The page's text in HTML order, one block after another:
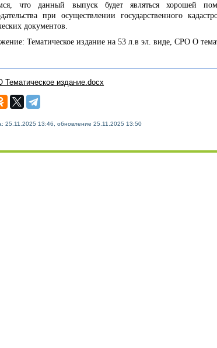
что данный выпуск будет являться хорошей
при осуществлении государственного
документов.
Тематическое издание на 53 л.в эл. виде, СРО О
Тематическое издание.docx
25.11.2025 13:46, обновление 25.11.2025 13:50